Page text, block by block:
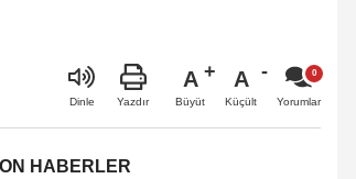
Dinle Yazdır
A
Büyüt
A
Küçült Yorumlar
HABERLER